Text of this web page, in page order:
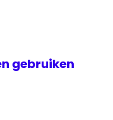
gebruiken